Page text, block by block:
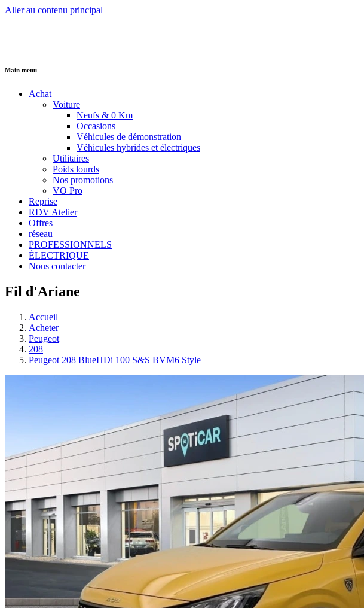
Aller au contenu principal
Main menu
Achat
Voiture
Neufs & 0 Km
Occasions
Véhicules de démonstration
Véhicules hybrides et électriques
Utilitaires
Poids lourds
Nos promotions
VO Pro
Reprise
RDV Atelier
Offres
réseau
PROFESSIONNELS
ÉLECTRIQUE
Nous contacter
Fil d'Ariane
Accueil
Acheter
Peugeot
208
Peugeot 208 BlueHDi 100 S&S BVM6 Style